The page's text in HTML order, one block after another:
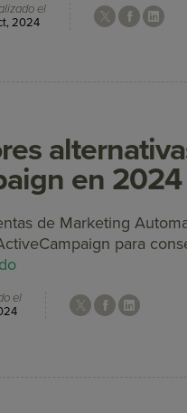
el
2024
en 2024
de Marketing
para
el